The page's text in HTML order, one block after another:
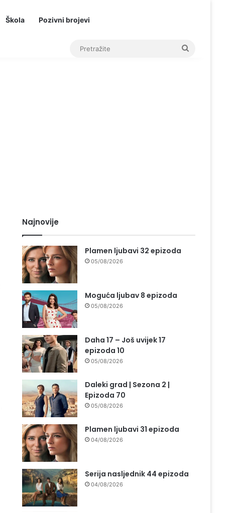
Škola Pozivni brojevi
Najnovije
Plamen ljubavi 32 epizoda
05/08/2026
Moguća ljubav 8 epizoda
05/08/2026
Daha 17 – Još uvijek 17
epizoda 10
05/08/2026
Daleki grad | Sezona 2 |
Epizoda 70
05/08/2026
Plamen ljubavi 31 epizoda
04/08/2026
Serija nasljednik 44 epizoda
04/08/2026